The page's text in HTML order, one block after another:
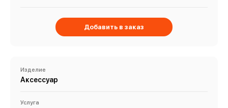
Добавить в заказ
Изделие
Аксессуар
Услуга